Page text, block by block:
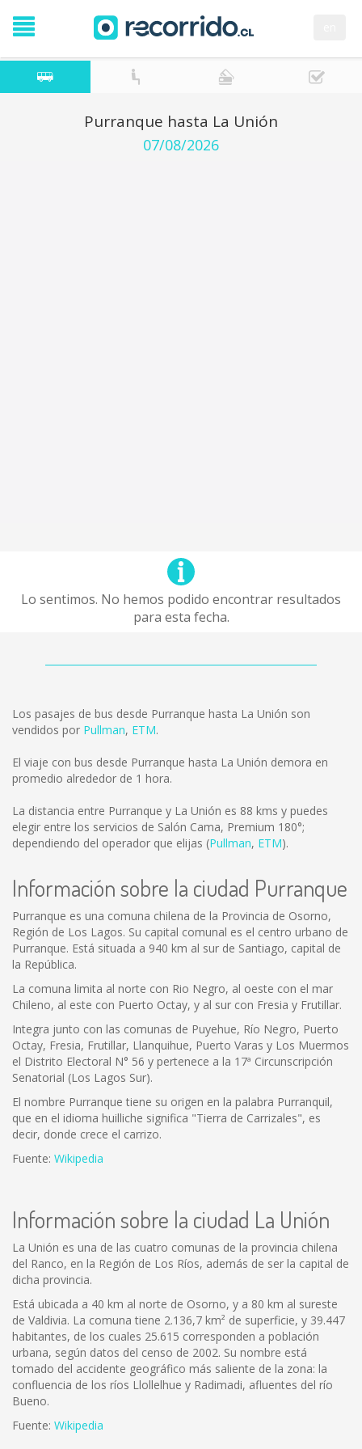
Purranque hasta La Unión
07/08/2026
Lo sentimos. No hemos podido encontrar resultados
para esta fecha.
Los pasajes de bus desde Purranque hasta La Unión son
vendidos por Pullman, ETM.
El viaje con bus desde Purranque hasta La Unión demora en
promedio alrededor de 1 hora.
La distancia entre Purranque y La Unión es 88 kms y puedes
elegir entre los servicios de Salón Cama, Premium 180°;
dependiendo del operador que elijas (Pullman, ETM).
Información sobre la ciudad Purranque
Purranque es una comuna chilena de la Provincia de Osorno,
Región de Los Lagos. Su capital comunal es el centro urbano de
Purranque. Está situada a 940 km al sur de Santiago, capital de
la República.
La comuna limita al norte con Rio Negro, al oeste con el mar
Chileno, al este con Puerto Octay, y al sur con Fresia y Frutillar.
Integra junto con las comunas de Puyehue, Río Negro, Puerto
Octay, Fresia, Frutillar, Llanquihue, Puerto Varas y Los Muermos
el Distrito Electoral N° 56 y pertenece a la 17ª Circunscripción
Senatorial (Los Lagos Sur).
El nombre Purranque tiene su origen en la palabra Purranquil,
que en el idioma huilliche significa "Tierra de Carrizales", es
decir, donde crece el carrizo.
Fuente: Wikipedia
Información sobre la ciudad La Unión
La Unión es una de las cuatro comunas de la provincia chilena
del Ranco, en la Región de Los Ríos, además de ser la capital de
dicha provincia.
Está ubicada a 40 km al norte de Osorno, y a 80 km al sureste
de Valdivia. La comuna tiene 2.136,7 km² de superficie, y 39.447
habitantes, de los cuales 25.615 corresponden a población
urbana, según datos del censo de 2002. Su nombre está
tomado del accidente geográfico más saliente de la zona: la
confluencia de los ríos Llollelhue y Radimadi, afluentes del río
Bueno.
Fuente: Wikipedia